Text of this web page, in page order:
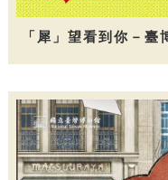
「犀」望看到你－